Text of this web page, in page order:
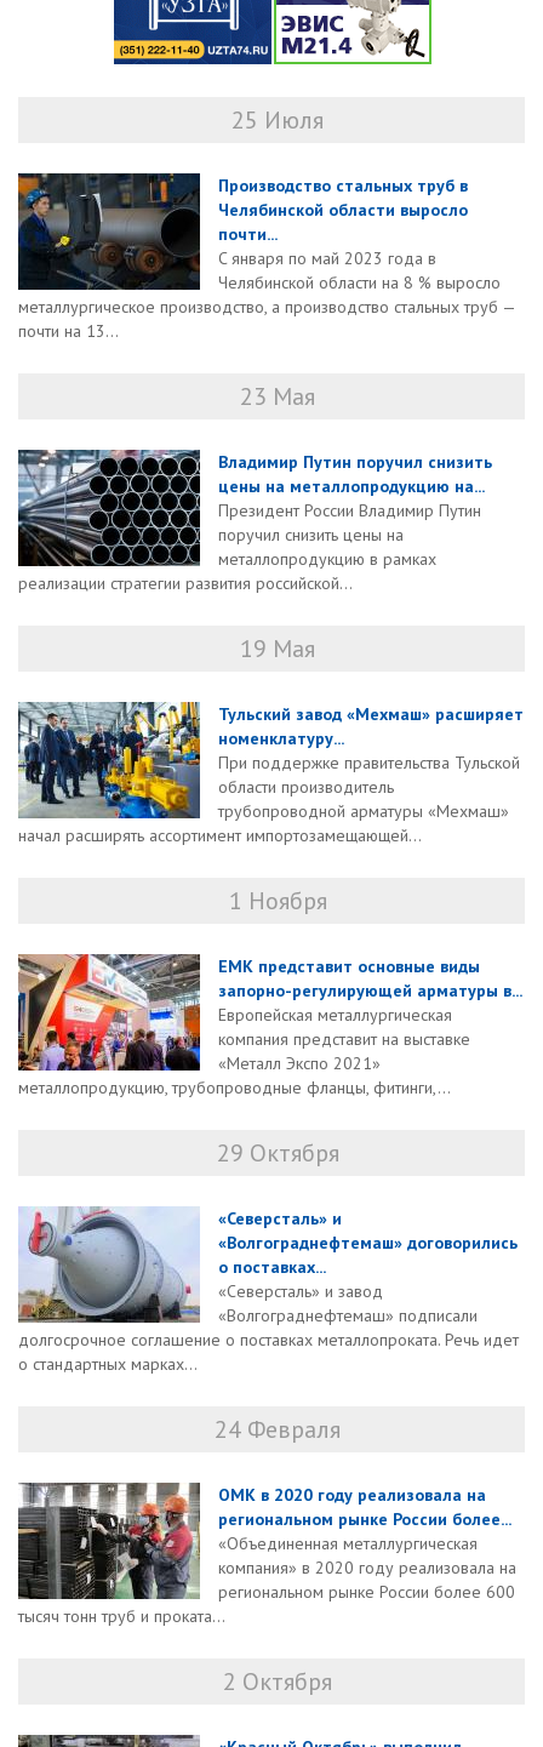
25 Июля
Производство стальных труб в
Челябинской области выросло
почти...
C января по май 2023 года в
Челябинской области на 8 % выросло
металлургическое производство, а производство стальных труб —
почти на 13...
23 Мая
Владимир Путин поручил снизить
цены на металлопродукцию на...
Президент России Владимир Путин
поручил снизить цены на
металлопродукцию в рамках
реализации стратегии развития российской...
19 Мая
Тульский завод «Мехмаш» расширяет
номенклатуру...
При поддержке правительства Тульской
области производитель
трубопроводной арматуры «Мехмаш»
начал расширять ассортимент импортозамещающей...
1 Ноября
ЕМК представит основные виды
запорно-регулирующей арматуры в...
Европейская металлургическая
компания представит на выставке
«Металл Экспо 2021»
металлопродукцию, трубопроводные фланцы, фитинги,...
29 Октября
«Северсталь» и
«Волгограднефтемаш» договорились
о поставках...
«Северсталь» и завод
«Волгограднефтемаш» подписали
долгосрочное соглашение о поставках металлопроката. Речь идет
о стандартных марках...
24 Февраля
ОМК в 2020 году реализовала на
региональном рынке России более...
«Объединенная металлургическая
компания» в 2020 году реализовала на
региональном рынке России более 600
тысяч тонн труб и проката...
2 Октября